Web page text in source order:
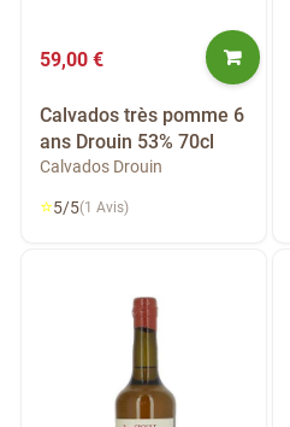
59,00 €
Calvados très pomme 6
ans Drouin 53% 70cl
Calvados Drouin
⭐5/5(1 Avis)